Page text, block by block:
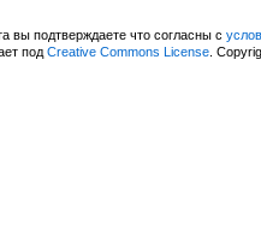
вы подтверждаете что согласны с
под Creative Commons License .